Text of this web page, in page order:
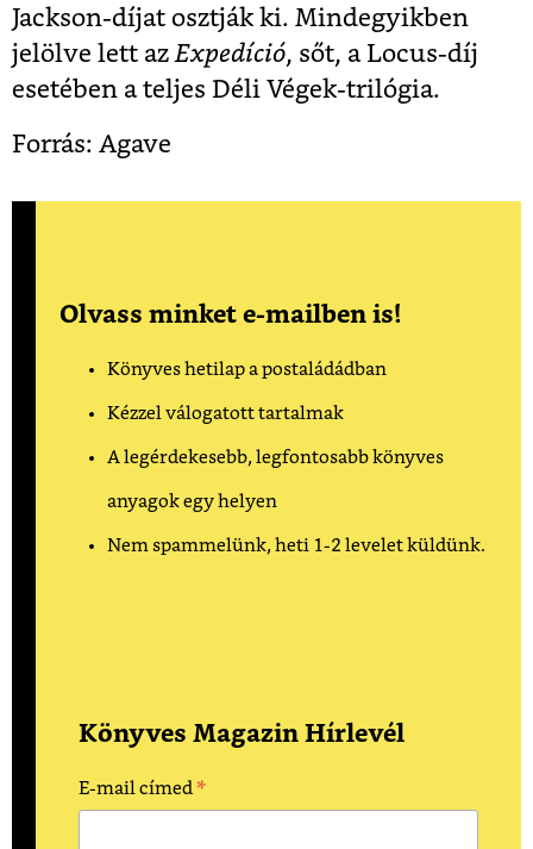
Jackson-díjat osztják ki. Mindegyikben
jelölve lett az Expedíció, sőt, a Locus-díj
esetében a teljes Déli Végek-trilógia.
Forrás: Agave
Olvass minket e-mailben is!
Könyves hetilap a postaládádban
Kézzel válogatott tartalmak
A legérdekesebb, legfontosabb könyves
anyagok egy helyen
Nem spammelünk, heti 1-2 levelet küldünk.
Könyves Magazin Hírlevél
E-mail címed *